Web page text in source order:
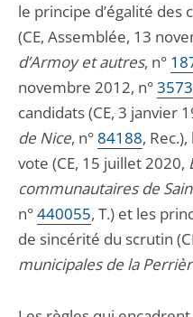
le principe d’égalité des
(CE, Assemblée, 13
d’Armoy et autres, n°
novembre 2012, n°
candidats (CE, 3 janvier
de Nice, n°84188,
vote (CE, 15 juillet 2020,
communautaires de
n°440055, T.) et les
de sincérité du scrutin
municipales de la